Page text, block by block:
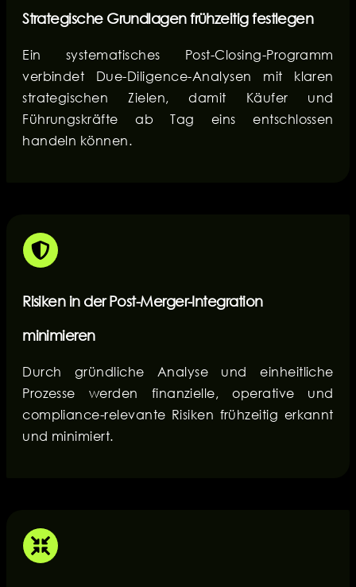
Strategische Grundlagen frühzeitig festlegen
Ein systematisches Post-Closing-Programm
verbindet Due-Diligence-Analysen mit klaren
strategischen Zielen, damit Käufer und
Führungskräfte ab Tag eins entschlossen
handeln können.
Risiken in der Post-Merger-Integration
minimieren
Durch gründliche Analyse und einheitliche
Prozesse werden finanzielle, operative und
compliance-relevante Risiken frühzeitig erkannt
und minimiert.